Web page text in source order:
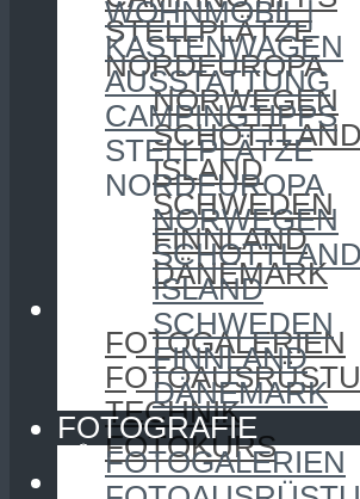
STELLPLÄTZE
NORDEUROPA
NORWEGEN
SCHOTTLAND
ISLAND
SCHWEDEN
FINNLAND
DÄNEMARK
FOTOGRAFIE
FOTOGALERIEN
TECHNIK
FOTOKURS
SKANDINAVIEN
WOHNMOBIL |
KASTENWAGEN
AUSSTATTUNG
CAMPINGTIPPS
STELLPLÄTZE
NORDEUROPA
NORWEGEN
SCHOTTLAND
ISLAND
SCHWEDEN
FINNLAND
DÄNEMARK
FOTOGRAFIE
FOTOGALERIEN